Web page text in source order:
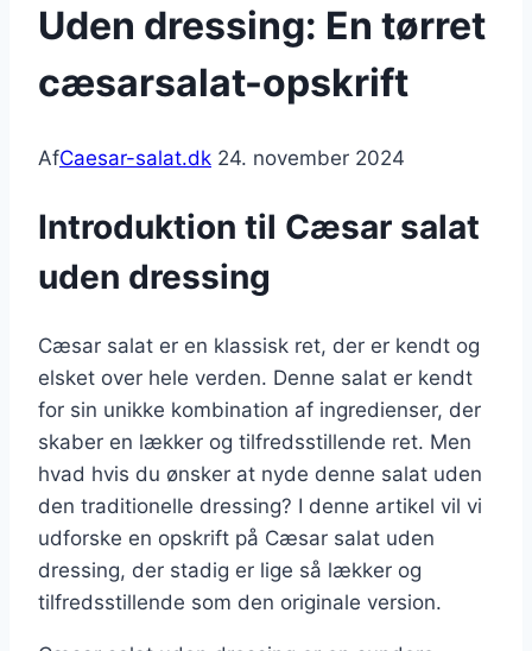
Uden dressing: En tørret
cæsarsalat-opskrift
AfCaesar-salat.dk 24. november 2024
Introduktion til Cæsar salat
uden dressing
Cæsar salat er en klassisk ret, der er kendt og
elsket over hele verden. Denne salat er kendt
for sin unikke kombination af ingredienser, der
skaber en lækker og tilfredsstillende ret. Men
hvad hvis du ønsker at nyde denne salat uden
den traditionelle dressing? I denne artikel vil vi
udforske en opskrift på Cæsar salat uden
dressing, der stadig er lige så lækker og
tilfredsstillende som den originale version.